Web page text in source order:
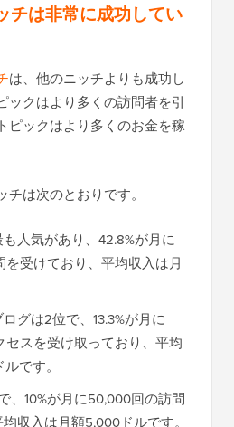
チは非常に成功してい
は、他のニッチよりも成功し
ックはより多くの訪問者を引
ピックはより多くのお金を稼
は次のとおりです。
人気があり、42.8%が月に
受けており、平均収入は月
グは2位で、13.3%が月に
スを受け取っており、平均
です。
、10%が月に50,000回の訪問
収入は月額5,000ドルです。